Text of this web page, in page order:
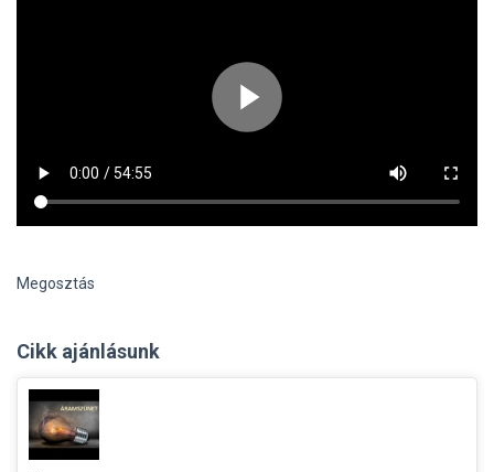
Megosztás
Cikk ajánlásunk